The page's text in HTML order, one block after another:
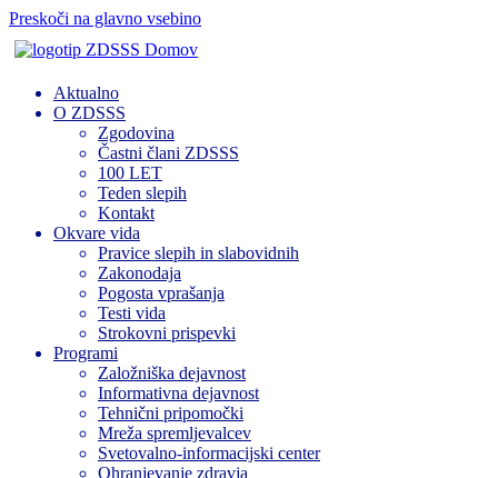
Preskoči na glavno vsebino
Domov
Aktualno
O ZDSSS
Zgodovina
Častni člani ZDSSS
100 LET
Teden slepih
Kontakt
Okvare vida
Pravice slepih in slabovidnih
Zakonodaja
Pogosta vprašanja
Testi vida
Strokovni prispevki
Programi
Založniška dejavnost
Informativna dejavnost
Tehnični pripomočki
Mreža spremljevalcev
Svetovalno-informacijski center
Ohranjevanje zdravja